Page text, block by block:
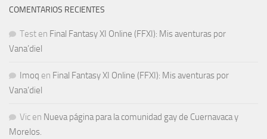
COMENTARIOS RECIENTES
Test en Final Fantasy XI Online (FFXI): Mis aventuras por
Vana’diel
Imoq en Final Fantasy XI Online (FFXI): Mis aventuras por
Vana’diel
Vic en Nueva página para la comunidad gay de Cuernavaca y
Morelos.